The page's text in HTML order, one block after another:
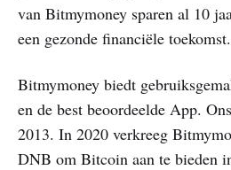
van Bitmymoney sparen al 10
een gezonde financiële toekomst.
Bitmymoney biedt
en de best beoordeelde App.
2013. In 2020 verkreeg
DNB om Bitcoin aan te bieden